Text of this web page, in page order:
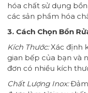
hóa chất sử dụng
các sản phẩm hóa
3. Cách Chọn Bồn
Kích Thước:Xác định
gian bếp của bạn và
đơn có nhiều kích
Chất Lượng Inox:Đảm